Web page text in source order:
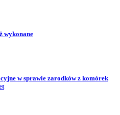
wykonane
w sprawie zarodków z komórek